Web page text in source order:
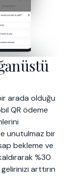
arada olduğu
QR ödeme
unutulmaz bir
bekleme ve
%30
arttırın